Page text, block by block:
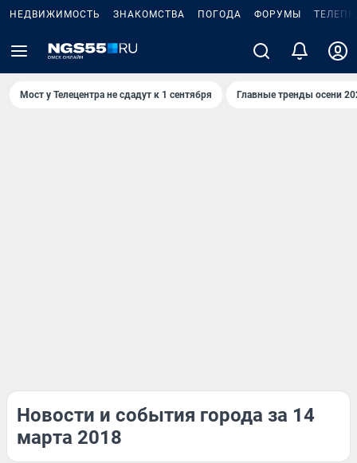
НЕДВИЖИМОСТЬ ЗНАКОМСТВА ПОГОДА ФОРУМЫ
Мост у Телецентра не сдадут к 1 сентября Главные тренды осени
Новости и события города за 14
марта 2018